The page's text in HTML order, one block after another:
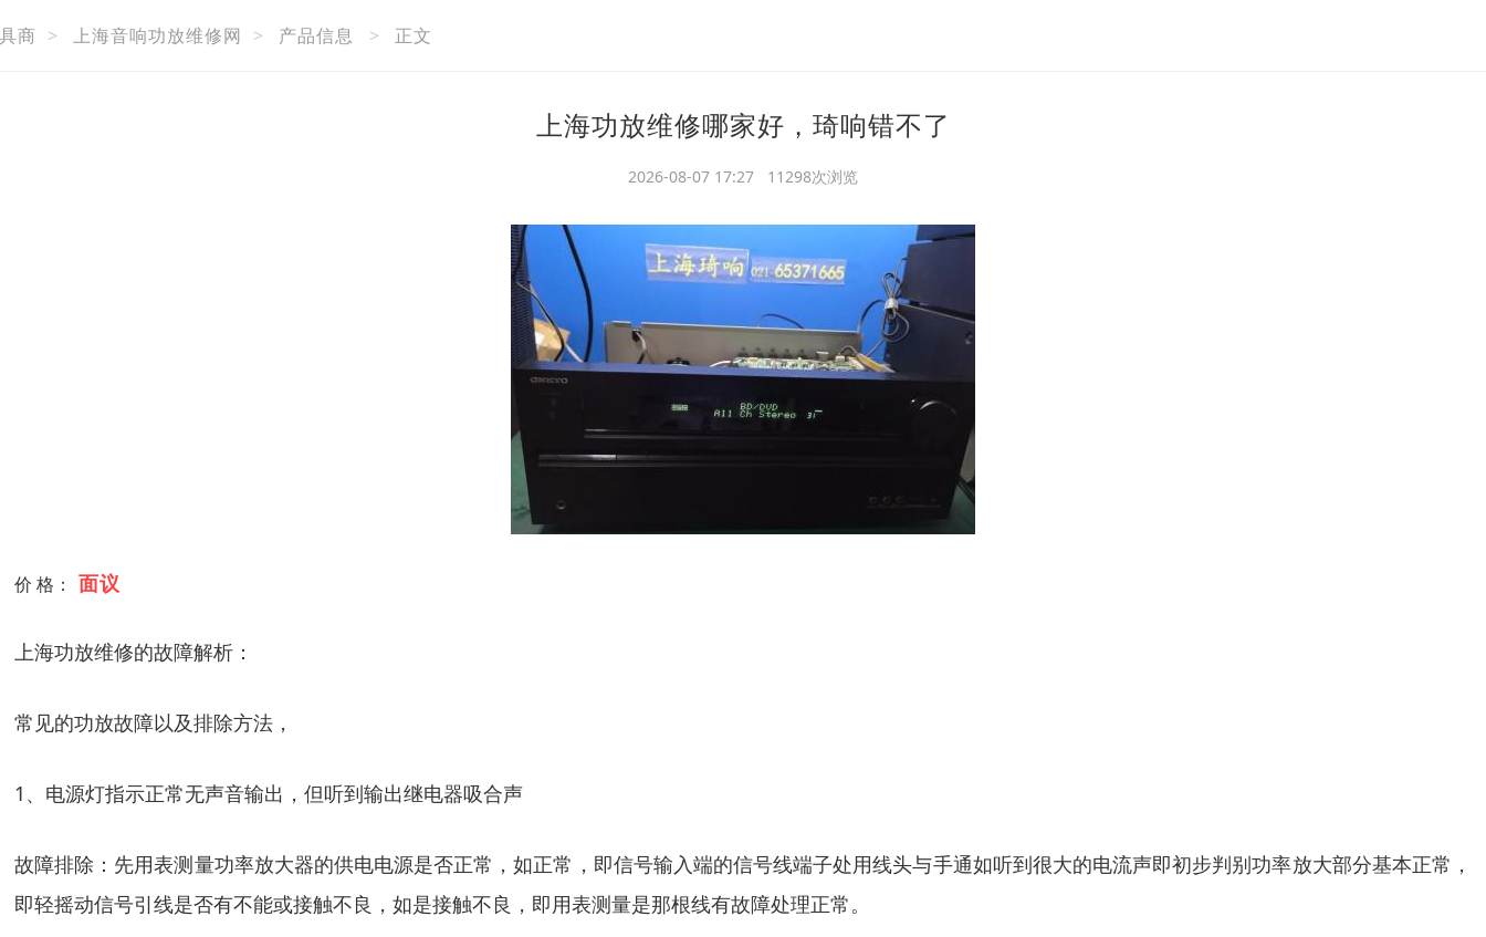
商 > 上海音响功放维修网 > 产品信息 > 正文
上海功放维修哪家好，琦响错不了
2026-08-07 17:27 11298次浏览
价 格： 面议
上海功放维修的故障解析：
常见的功放故障以及排除方法，
1、电源灯指示正常无声音输出，但听到输出继电器吸合声
故障排除：先用表测量功率放大器的供电电源是否正常，如正常，即信号输入端的信号线端子处用线头与手通如听到很大的电流声即初步判别功率放大部分基本正常，
即轻摇动信号引线是否有不能或接触不良，如是接触不良，即用表测量是那根线有故障处理正常。